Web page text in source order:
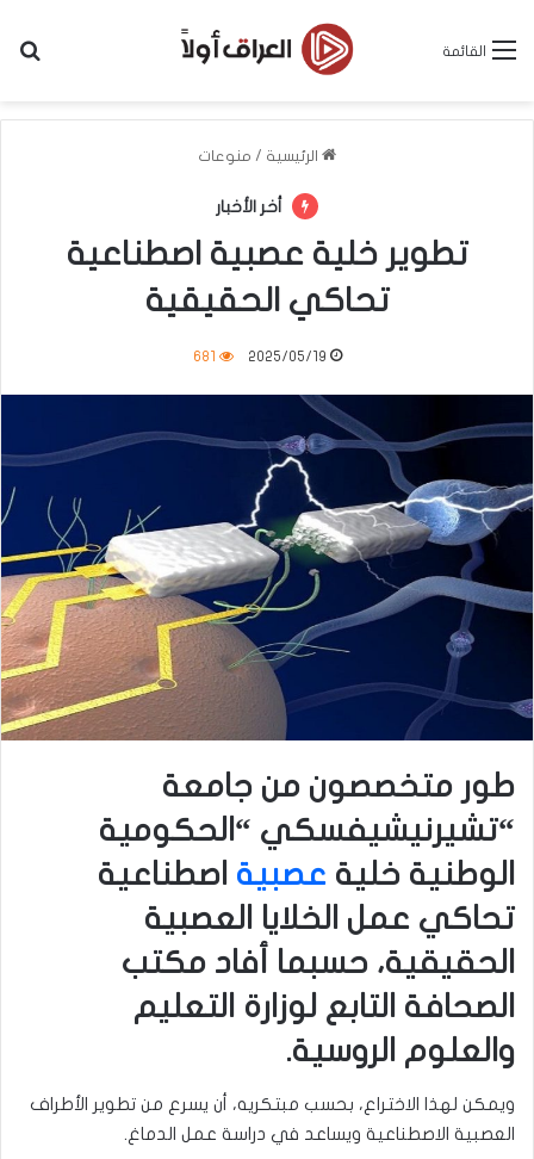
القائمة
الرئيسية / منوعات
أخر الأخبار
تطوير خلية عصبية اصطناعية
تحاكي الحقيقية
2025/05/19
681
طور متخصصون من جامعة
“تشيرنيشيفسكي “الحكومية
الوطنية خلية عصبية اصطناعية
تحاكي عمل الخلايا العصبية
الحقيقية، حسبما أفاد مكتب
الصحافة التابع لوزارة التعليم
والعلوم الروسية.
ويمكن لهذا الاختراع، بحسب مبتكريه، أن يسرع من تطوير الأطراف
العصبية الاصطناعية ويساعد في دراسة عمل الدماغ.